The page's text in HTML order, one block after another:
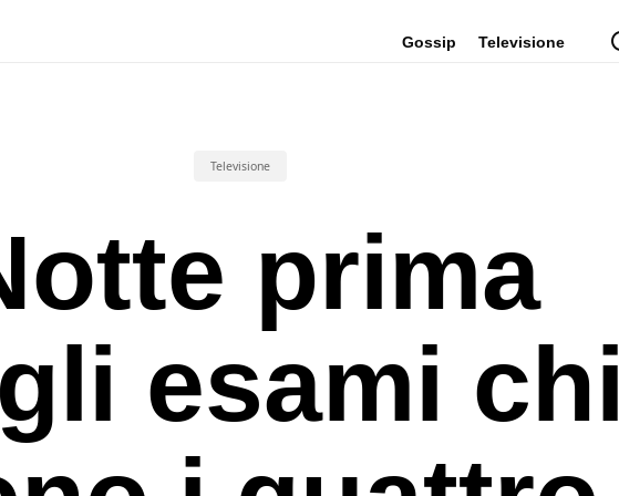
Gossip Televisione
Televisione
prima
esami chi